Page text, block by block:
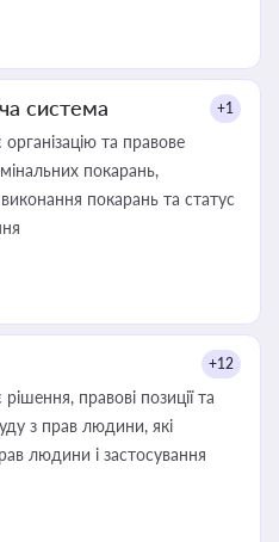
система +1
та правове
покарань,
виконання покарань та статус
+12
правові позиції та
з прав людини, які
людини і застосування